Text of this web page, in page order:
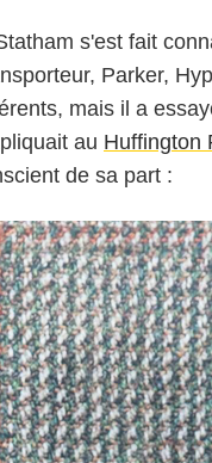
s'est fait
Parker,
mais il a
au Huffington
de sa part :